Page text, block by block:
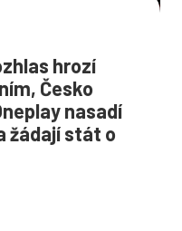
hrozí
Česko
nasadí
žádají stát o